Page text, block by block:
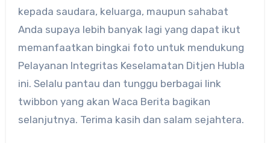
kepada saudara, keluarga, maupun sahabat
Anda supaya lebih banyak lagi yang dapat ikut
memanfaatkan bingkai foto untuk mendukung
Pelayanan Integritas Keselamatan Ditjen Hubla
ini. Selalu pantau dan tunggu berbagai link
twibbon yang akan Waca Berita bagikan
selanjutnya. Terima kasih dan salam sejahtera.